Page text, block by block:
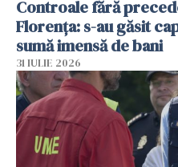
Controale fără
Florența: s-au găsit
sumă imensă de bani
31 IULIE 2026